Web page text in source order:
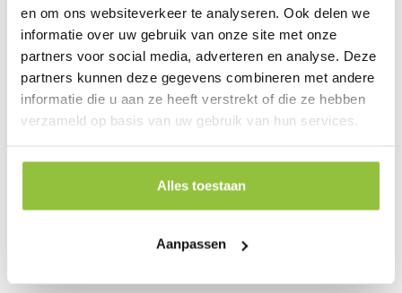
en om ons websiteverkeer te analyseren. Ook delen we
informatie over uw gebruik van onze site met onze
partners voor social media, adverteren en analyse. Deze
partners kunnen deze gegevens combineren met andere
informatie die u aan ze heeft verstrekt of die ze hebben
verzameld op basis van uw gebruik van hun services.
Alles toestaan
Aanpassen
Reviews
Geen reviews gevonden.